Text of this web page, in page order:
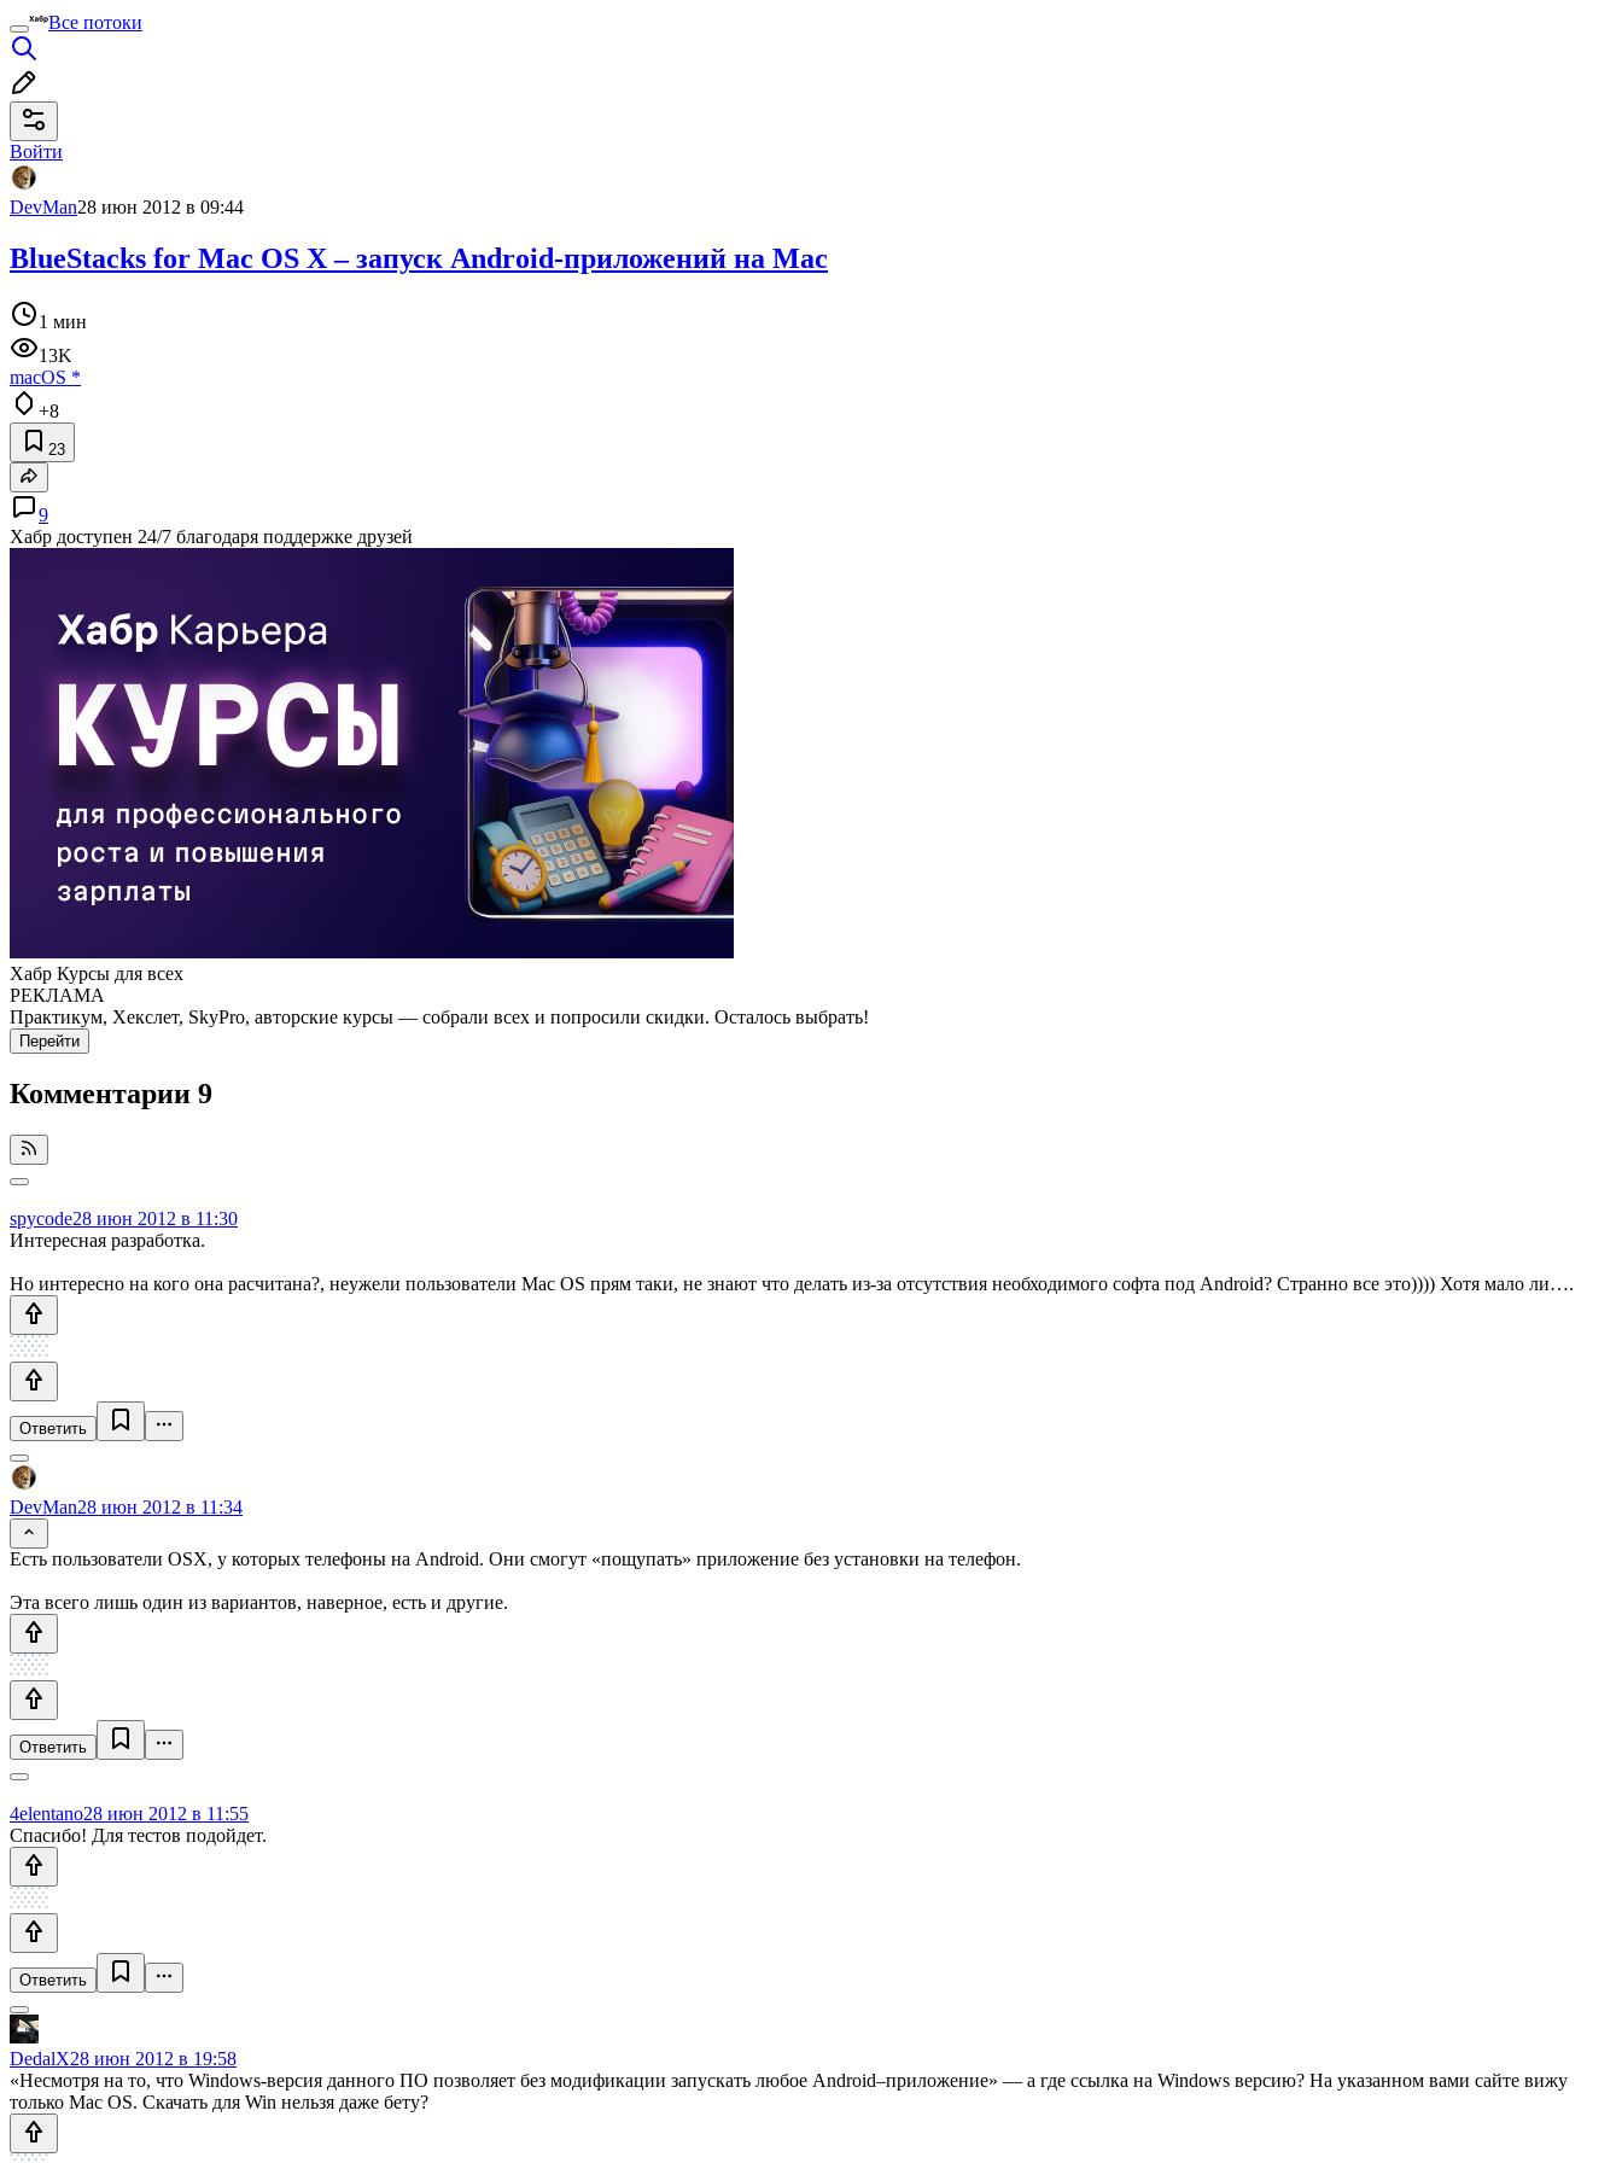
Все потоки
Войти
DevMan28 июн 2012 в 09:44
BlueStacks for Mac OS X – запуск Android-приложений на Mac
1 мин
13K
macOS *
+8
23
9
Хабр доступен 24/7 благодаря поддержке друзей
Хабр Курсы для всех
РЕКЛАМА
Практикум, Хекслет, SkyPro, авторские курсы — собрали всех и попросили скидки. Осталось выбрать!
Перейти
Комментарии 9
spycode28 июн 2012 в 11:30
Интересная разработка.
Но интересно на кого она расчитана?, неужели пользователи Mac OS прям таки, не знают что делать из-за отсутствия необходимого софта под Android? Странно все это)))) Хотя мало ли….
Ответить
DevMan28 июн 2012 в 11:34
Есть пользователи OSX, у которых телефоны на Android. Они смогут «пощупать» приложение без установки на телефон.
Эта всего лишь один из вариантов, наверное, есть и другие.
Ответить
4elentano28 июн 2012 в 11:55
Спасибо! Для тестов подойдет.
Ответить
DedalX28 июн 2012 в 19:58
«Несмотря на то, что Windows-версия данного ПО позволяет без модификации запускать любое Android–приложение» — а где ссылка на Windows версию? На указанном вами сайте вижу
только Mac OS. Скачать для Win нельзя даже бету?